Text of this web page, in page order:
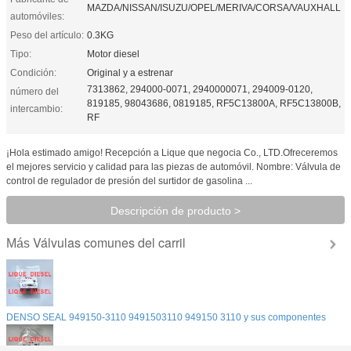
automóviles:
MAZDA/NISSAN/ISUZU/OPEL/MERIVA/CORSA/VAUXHALL
Peso del artículo: 0.3KG
Tipo:
Motor diesel
Condición:
Original y a estrenar
número del
intercambio:
7313862, 294000-0071, 2940000071, 294009-0120,
819185, 98043686, 0819185, RF5C13800A, RF5C13800B,
RF
¡Hola estimado amigo! Recepción a Lique que negocia Co., LTD.Ofreceremos
el mejores servicio y calidad para las piezas de automóvil. Nombre: Válvula de
control de regulador de presión del surtidor de gasolina ...
Descripción de producto >
Más Válvulas comunes del carril
DENSO SEAL 949150-3110 9491503110 949150 3110 y sus componentes